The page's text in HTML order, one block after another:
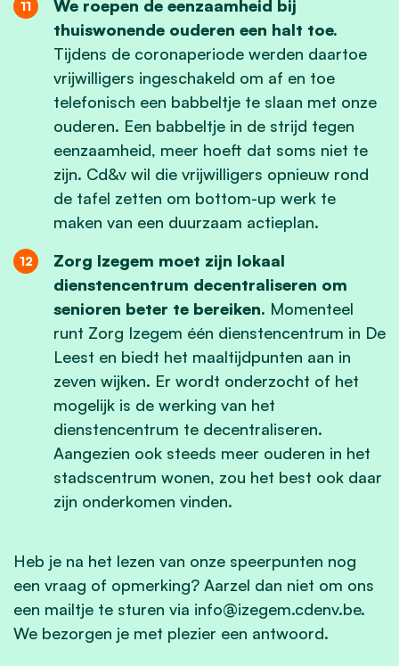
We roepen de eenzaamheid bij
thuiswonende ouderen een halt toe.
Tijdens de coronaperiode werden daartoe
vrijwilligers ingeschakeld om af en toe
telefonisch een babbeltje te slaan met onze
ouderen. Een babbeltje in de strijd tegen
eenzaamheid, meer hoeft dat soms niet te
zijn. Cd&v wil die vrijwilligers opnieuw rond
de tafel zetten om bottom-up werk te
maken van een duurzaam actieplan.
Zorg Izegem moet zijn lokaal
dienstencentrum decentraliseren om
senioren beter te bereiken. Momenteel
runt Zorg Izegem één dienstencentrum in De
Leest en biedt het maaltijdpunten aan in
zeven wijken. Er wordt onderzocht of het
mogelijk is de werking van het
dienstencentrum te decentraliseren.
Aangezien ook steeds meer ouderen in het
stadscentrum wonen, zou het best ook daar
zijn onderkomen vinden.
Heb je na het lezen van onze speerpunten nog
een vraag of opmerking? Aarzel dan niet om ons
een mailtje te sturen via info@izegem.cdenv.be.
We bezorgen je met plezier een antwoord.